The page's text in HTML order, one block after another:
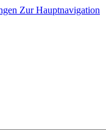
Zur Hauptnavigation